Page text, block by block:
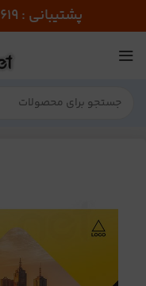
پشتیبانی : 02166102619 - 09366119082